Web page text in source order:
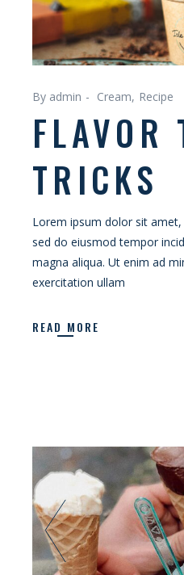
By admin Cream Recipe
FLAVOR
TRICKS
Lorem ipsum dolor sit
sed do eiusmod tempor
magna aliqua. Ut enim ad
exercitation ullam
READ MORE
paź
22